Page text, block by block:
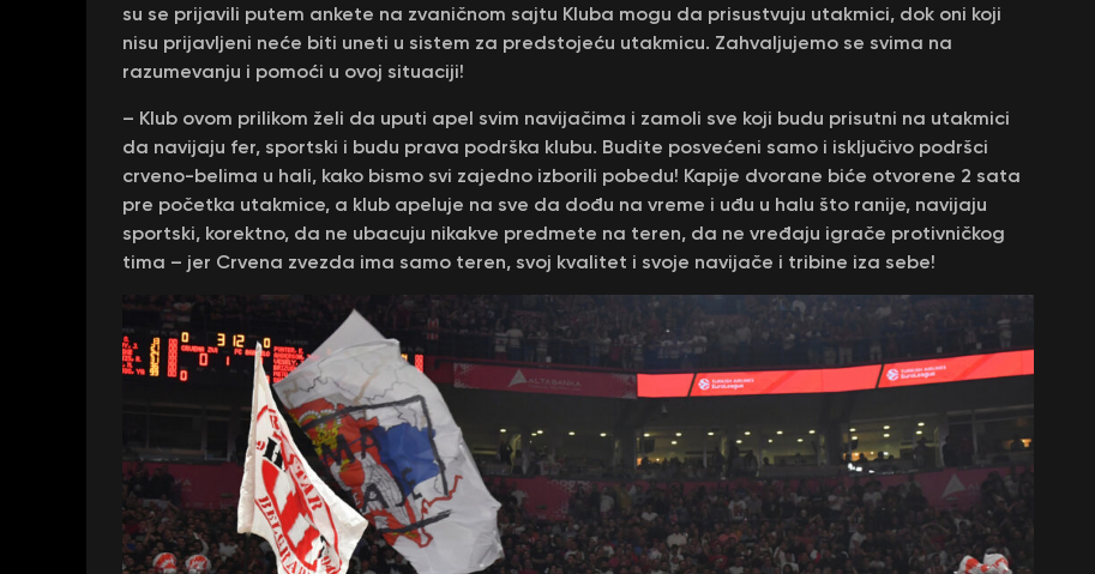
su se prijavili putem ankete na zvaničnom sajtu Kluba mogu da prisustvuju utakmici, dok oni koji
nisu prijavljeni neće biti uneti u sistem za predstojeću utakmicu. Zahvaljujemo se svima na
razumevanju i pomoći u ovoj situaciji!
– Klub ovom prilikom želi da uputi apel svim navijačima i zamoli sve koji budu prisutni na utakmici
da navijaju fer, sportski i budu prava podrška klubu. Budite posvećeni samo i isključivo podršci
crveno-belima u hali, kako bismo svi zajedno izborili pobedu! Kapije dvorane biće otvorene 2 sata
pre početka utakmice, a klub apeluje na sve da dođu na vreme i uđu u halu što ranije, navijaju
sportski, korektno, da ne ubacuju nikakve predmete na teren, da ne vređaju igrače protivničkog
tima – jer Crvena zvezda ima samo teren, svoj kvalitet i svoje navijače i tribine iza sebe!